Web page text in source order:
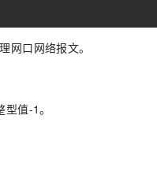
网口网络报文。
值-1。